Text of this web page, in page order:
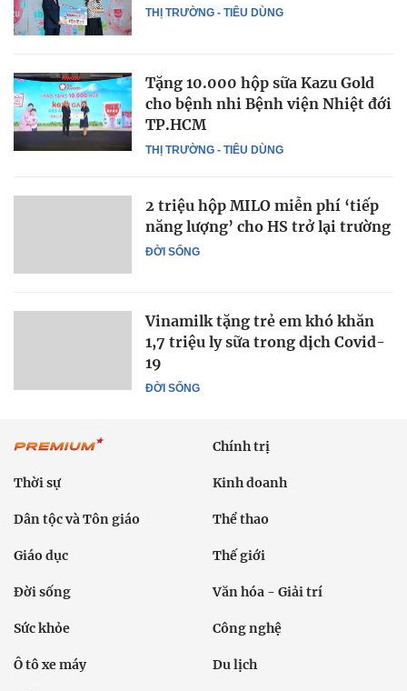
THỊ TRƯỜNG - TIÊU DÙNG
THỊ TRƯỜNG - TIÊU DÙNG
Tặng 10.000 hộp sữa Kazu Gold
cho bệnh nhi Bệnh viện Nhiệt đới
TP.HCM
ĐỜI SỐNG
2 triệu hộp MILO miễn phí ‘tiếp
năng lượng’ cho HS trở lại trường
ĐỜI SỐNG
Vinamilk tặng trẻ em khó khăn
1,7 triệu ly sữa trong dịch Covid-
19
Chính trị
Thời sự Kinh doanh
Dân tộc và Tôn giáo Thể thao
Giáo dục Thế giới
Đời sống Văn hóa - Giải trí
Sức khỏe Công nghệ
Ô tô xe máy Du lịch